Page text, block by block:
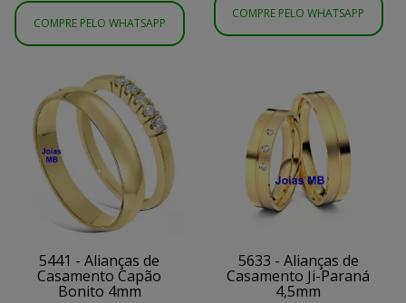
COMPRE PELO WHATSAPP
COMPRE PELO WHATSAPP
5441 - Alianças de
Casamento Capão
Bonito 4mm
5633 - Alianças de
Casamento Ji-Paraná
4,5mm